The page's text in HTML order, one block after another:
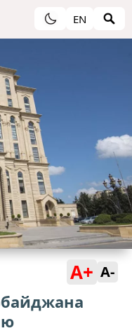
EN
A+ A-